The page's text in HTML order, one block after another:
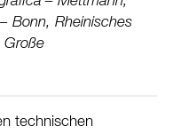
Bonn, Rheinisches
Große
technischen